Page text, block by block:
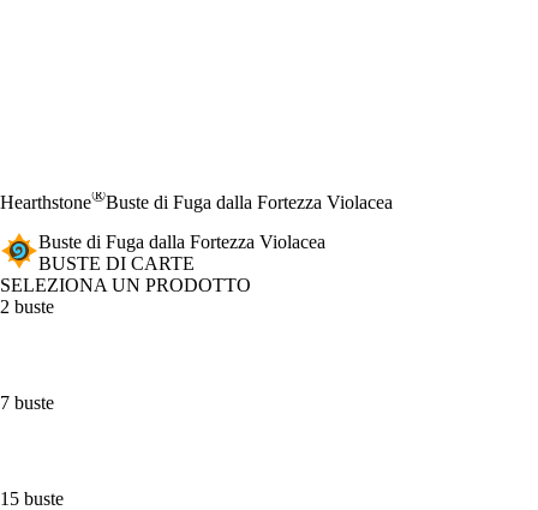
Hearthstone®Buste di Fuga dalla Fortezza Violacea
Buste di Fuga dalla Fortezza Violacea
BUSTE DI CARTE
SELEZIONA UN PRODOTTO
2 buste
7 buste
15 buste